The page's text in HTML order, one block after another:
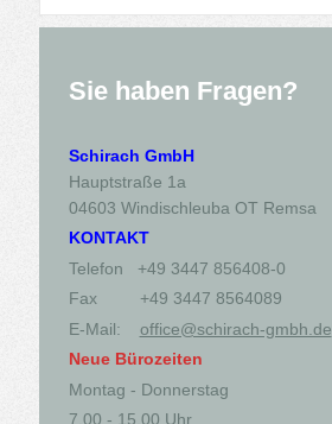
Sie haben Fragen?
Schirach GmbH
Hauptstraße 1a
04603 Windischleuba OT Remsa
KONTAKT
Telefon +49 3447 856408-0
Fax +49 3447 8564089
E-Mail: office@schirach-gmbh.de
Neue Bürozeiten
Montag - Donnerstag
7.00 - 15.00 Uhr